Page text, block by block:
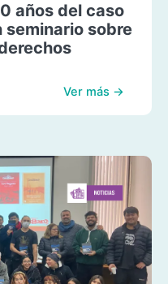
años del caso
seminario sobre
Ver más →